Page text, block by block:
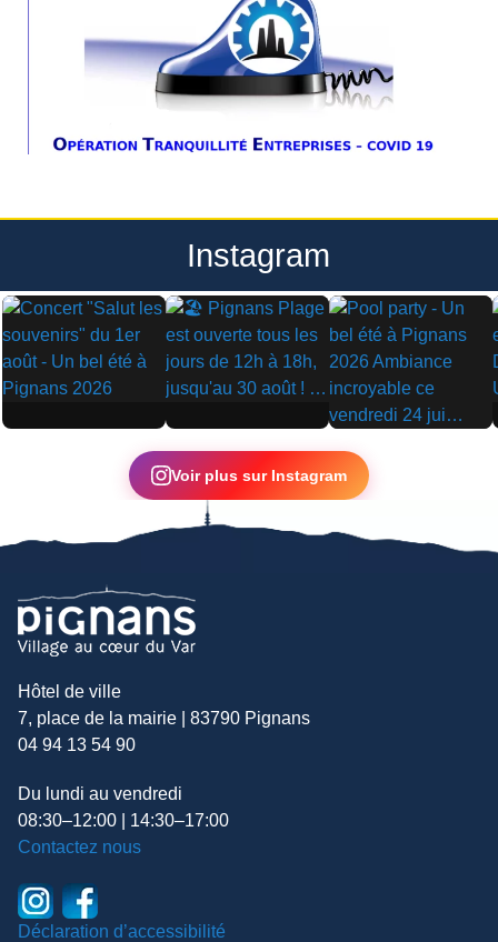
Instagram
▶ ▶
▶
Voir plus sur Instagram
Hôtel de ville
7, place de la mairie | 83790 Pignans
04 94 13 54 90
Du lundi au vendredi
08:30–12:00 | 14:30–17:00
Contactez nous
Déclaration d’accessibilité